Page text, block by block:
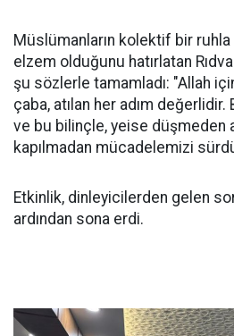
Müslümanların kolektif bir
elzem olduğunu hatırlatan
şu sözlerle tamamladı: "Allah
çaba, atılan her adım
ve bu bilinçle, yeise düşmeden
kapılmadan mücadelemizi
Etkinlik, dinleyicilerden gelen
ardından sona erdi.